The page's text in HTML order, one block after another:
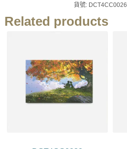
貨號: DCT4CC0026
Related products